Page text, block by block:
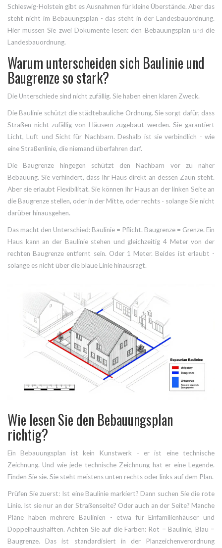
Schleswig-Holstein gibt es Ausnahmen für kleine Überstände. Aber das
steht nicht im Bebauungsplan - das steht in der Landesbauordnung.
Hier müssen Sie zwei Dokumente lesen: den Bebauungsplan unddie
Landesbauordnung.
Warum unterscheiden sich Baulinie und
Baugrenze so stark?
Die Unterschiede sind nicht zufällig. Sie haben einen klaren Zweck.
Die Baulinie schützt die städtebauliche Ordnung. Sie sorgt dafür, dass
Straßen nicht zufällig von Häusern zugebaut werden. Sie garantiert
Licht, Luft und Sicht für Nachbarn. Deshalb ist sie verbindlich - wie
eine Straßenlinie, die niemand überfahren darf.
Die Baugrenze hingegen schützt den Nachbarn vor zu naher
Bebauung. Sie verhindert, dass Ihr Haus direkt an dessen Zaun steht.
Aber sie erlaubt Flexibilität. Sie können Ihr Haus an der linken Seite an
die Baugrenze stellen, oder in der Mitte, oder rechts - solange Sie nicht
darüber hinausgehen.
Das macht den Unterschied: Baulinie = Pflicht. Baugrenze = Grenze. Ein
Haus kann an der Baulinie stehen und gleichzeitig 4 Meter von der
rechten Baugrenze entfernt sein. Oder 1 Meter. Beides ist erlaubt -
solange es nicht über die blaue Linie hinausragt.
Wie lesen Sie den Bebauungsplan
richtig?
Ein Bebauungsplan ist kein Kunstwerk - er ist eine technische
Zeichnung. Und wie jede technische Zeichnung hat er eine Legende.
Finden Sie sie. Sie steht meistens unten rechts oder links auf dem Plan.
Prüfen Sie zuerst: Ist eine Baulinie markiert? Dann suchen Sie die rote
Linie. Ist sie nur an der Straßenseite? Oder auch an der Seite? Manche
Pläne haben mehrere Baulinien - etwa für Einfamilienhäuser und
Doppelhaushälften. Achten Sie auf die Farben: Rot = Baulinie, Blau =
Baugrenze. Das ist standardisiert in der Planzeichenverordnung